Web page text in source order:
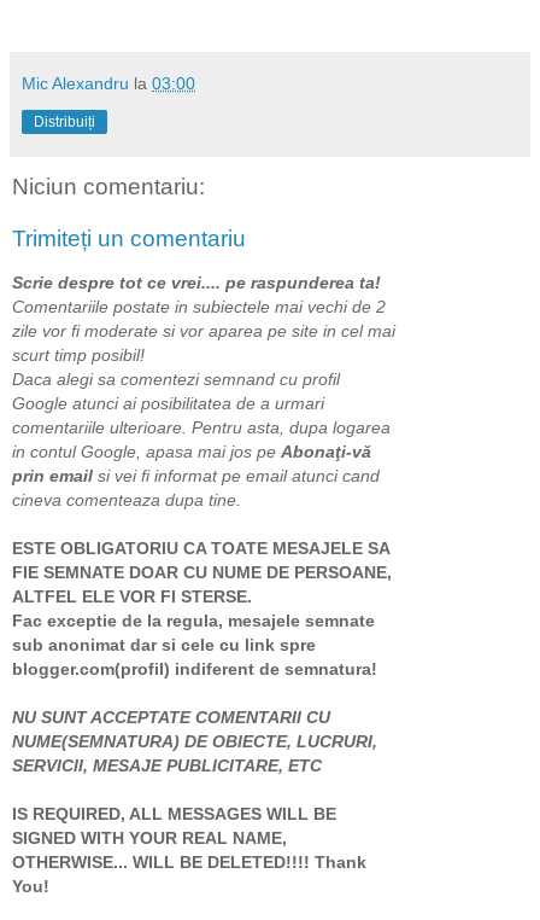
Mic Alexandru la 03:00
Distribuiți
Niciun comentariu:
Trimiteți un comentariu
Scrie despre tot ce vrei.... pe raspunderea ta!
Comentariile postate in subiectele mai vechi de 2
zile vor fi moderate si vor aparea pe site in cel mai
scurt timp posibil!
Daca alegi sa comentezi semnand cu profil
Google atunci ai posibilitatea de a urmari
comentariile ulterioare. Pentru asta, dupa logarea
in contul Google, apasa mai jos pe Abonaţi-vă
prin email si vei fi informat pe email atunci cand
cineva comenteaza dupa tine.
ESTE OBLIGATORIU CA TOATE MESAJELE SA
FIE SEMNATE DOAR CU NUME DE PERSOANE,
ALTFEL ELE VOR FI STERSE.
Fac exceptie de la regula, mesajele semnate
sub anonimat dar si cele cu link spre
blogger.com(profil) indiferent de semnatura!
NU SUNT ACCEPTATE COMENTARII CU
NUME(SEMNATURA) DE OBIECTE, LUCRURI,
SERVICII, MESAJE PUBLICITARE, ETC
IS REQUIRED, ALL MESSAGES WILL BE
SIGNED WITH YOUR REAL NAME,
OTHERWISE... WILL BE DELETED!!!! Thank
You!